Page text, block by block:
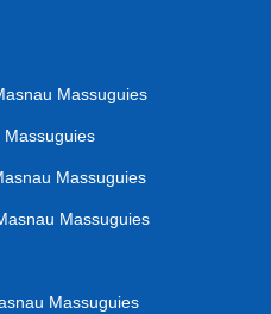
Massuguies
Massuguies
Massuguies
Massuguies